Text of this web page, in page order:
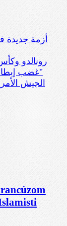
أزمة جديدة
رونالدو
غضب إيطالي بعد سخرية إنفانتينو من "الآتزوري"
الجيش